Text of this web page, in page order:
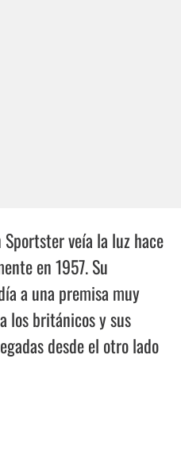
Sportster veía la luz hace
en 1957. Su
a una premisa muy
los británicos y sus
desde el otro lado